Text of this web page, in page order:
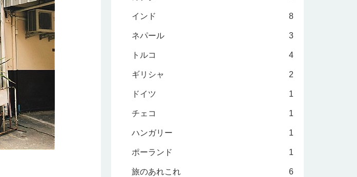
インド 8
ネパール 3
トルコ 4
ギリシャ 2
ドイツ 1
チェコ 1
ハンガリー 1
ポーランド 1
旅のあれこれ 6